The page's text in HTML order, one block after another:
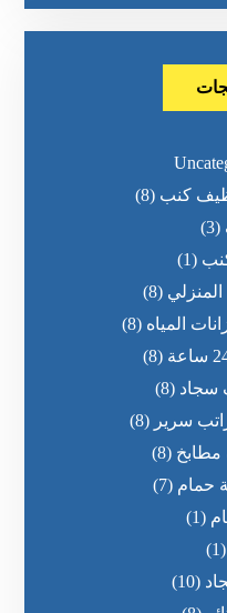
كنب (8)
(3)
(1)
(8)
المياه (8)
(8)
سجاد (8)
سرير (8)
(8)
حمام (7)
(1)
(1)
(10)